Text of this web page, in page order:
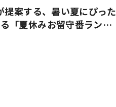
案する、暑い夏にぴった
「夏休みお留守番ラン